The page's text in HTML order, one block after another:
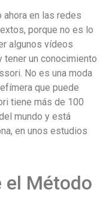
ahora en las redes
porque no es lo
algunos vídeos
tener un conocimiento
No es una moda
que puede
tiene más de 100
mundo y está
en unos estudios
el Método